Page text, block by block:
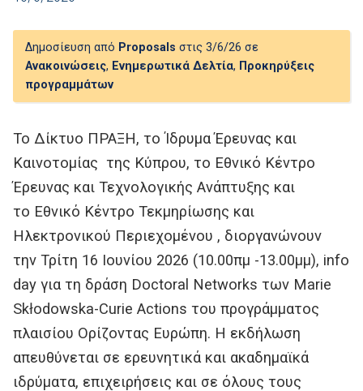
Δημοσίευση από Proposals στις 3/6/26 σε
Ανακοινώσεις, Ενημερωτικά Δελτία, Προκηρύξεις
προγραμμάτων
Το Δίκτυο ΠΡΑΞΗ, το Ίδρυμα Έρευνας και
Καινοτομίας της Κύπρου, το Εθνικό Κέντρο
Έρευνας και Τεχνολογικής Ανάπτυξης και
το Εθνικό Κέντρο Τεκμηρίωσης και
Ηλεκτρονικού Περιεχομένου , διοργανώνουν
την Τρίτη 16 Ιουνίου 2026 (10.00πμ -13.00μμ), info
day για τη δράση Doctoral Networks των Marie
Skłodowska-Curie Actions του προγράμματος
πλαισίου Ορίζοντας Ευρώπη. Η εκδήλωση
απευθύνεται σε ερευνητικά και ακαδημαϊκά
ιδρύματα, επιχειρήσεις και σε όλους τους